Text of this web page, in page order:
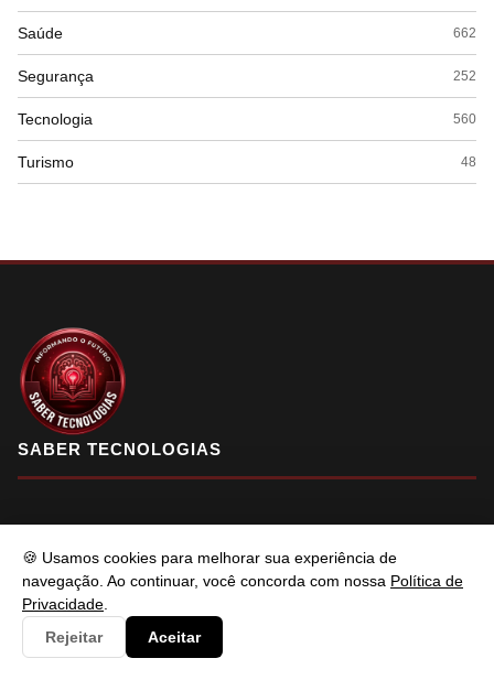
🍪 Usamos cookies para melhorar sua experiência de
navegação. Ao continuar, você concorda com nossa Política de
Privacidade
Rejeitar
Aceitar
Saúde 662
Segurança 252
Tecnologia 560
Turismo 48
SABER TECNOLOGIAS
em informar e resolver os problemas do usuários de maneira
eficaz. Fique à vontade para entrar em contato.
X YT